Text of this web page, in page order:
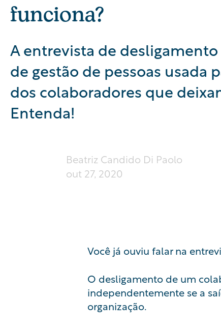
funciona?
A entrevista de
de gestão de pessoas usada
dos colaboradores que
Entenda!
Beatriz Candido Di Paolo
out 27, 2020
Você já ouviu falar na
O desligamento de um
independentemente se a
organização.